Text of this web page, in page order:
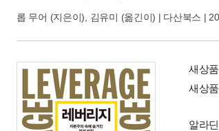
롭 무어 (지은이), 김유미 (옮긴이) | 다산북스 |
새상
새상
알라